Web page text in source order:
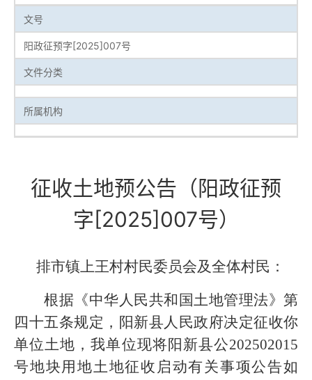
文号
阳政征预字[2025]007号
文件分类
所属机构
征收土地预公告（阳政征预
字[2025]007号）
排市镇上王村村民委员会及全体村民：
根据《中华人民共和国土地管理法》第
四十五条规定，阳新县人民政府决定征收你
单位土地，我单位现将阳新县公202502015
号地块用地土地征收启动有关事项公告如